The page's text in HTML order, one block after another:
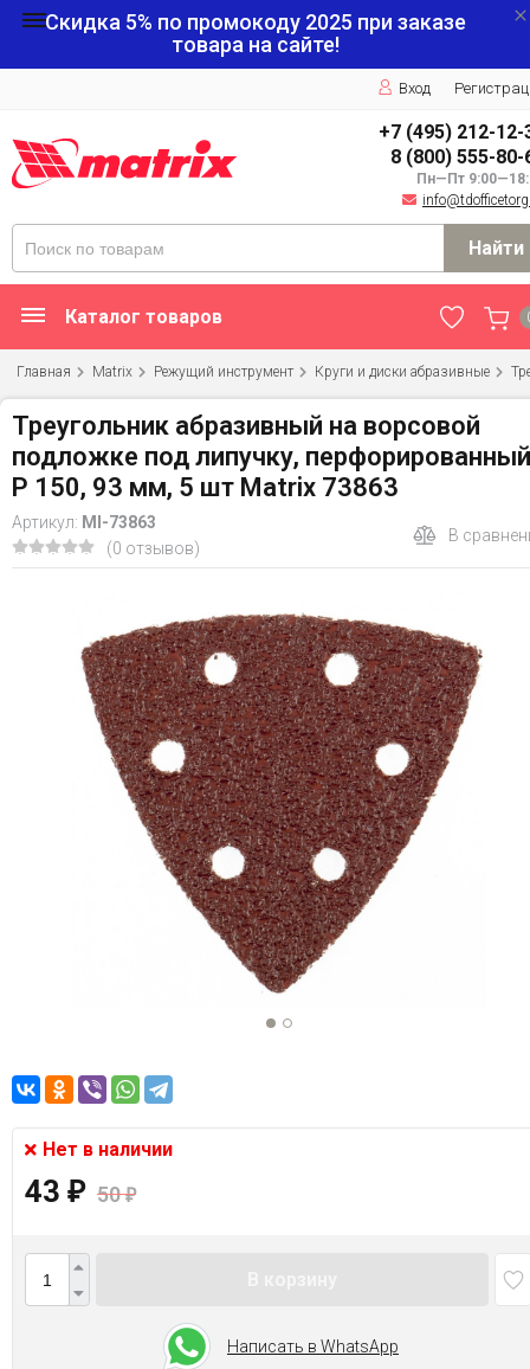
Скидка 5% по промокоду 2025 при заказе
товара на сайте!
Вход
+7 (495) 212-12-
8 (800) 555-80-
Пн—Пт
Найти
Каталог товаров
Главная Matrix Режущий инструмент Круги и диски абразивные
Треугольник абразивный на ворсовой
подложке под липучку,
P 150, 93 мм, 5 шт Matrix 73863
Артикул: MI-73863
(0 отзывов)
В
Нет в наличии
43 ₽ 50₽
Написать в WhatsApp